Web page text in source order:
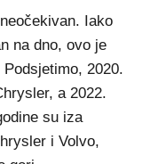
Iako
na dno, ovo je
2020.
a 2022.
su iza
i Volvo,